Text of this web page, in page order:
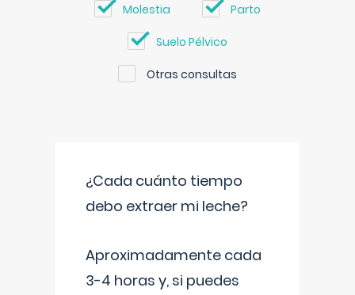
Molestia Parto
Suelo Pélvico
Otras consultas
¿Cada cuánto tiempo
debo extraer mi leche?
Aproximadamente cada
3-4 horas y, si puedes